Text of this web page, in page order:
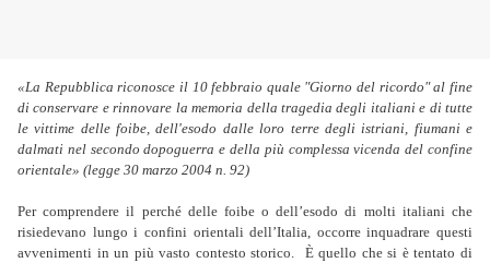
«La Repubblica riconosce il 10 febbraio quale "Giorno del ricordo" al fine
di conservare e rinnovare la memoria della tragedia degli italiani e di tutte
le vittime delle foibe, dell'esodo dalle loro terre degli istriani, fiumani e
dalmati nel secondo dopoguerra e della più complessa vicenda del confine
orientale» (legge 30 marzo 2004 n. 92)
Per comprendere il perché delle foibe o dell’esodo di molti italiani che
risiedevano lungo i confini orientali dell’Italia, occorre inquadrare questi
avvenimenti in un più vasto contesto storico.
È quello che si è tentato di